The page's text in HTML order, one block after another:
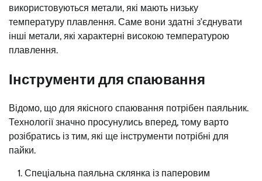
використовуються метали, які мають низьку
температуру плавлення. Саме вони здатні з’єднувати
інші метали, які характерні високою температурою
плавлення.
Інструменти для спаювання
Відомо, що для якісного спаювання потрібен паяльник.
Технології значно просунулись вперед, тому варто
розібратись із тим, які ще інструменти потрібні для
пайки.
Спеціальна паяльна склянка із паперовим